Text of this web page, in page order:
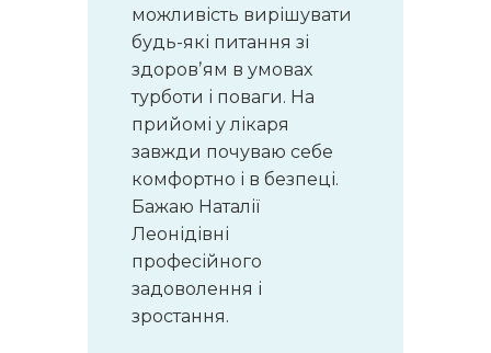
можливість вирішувати
будь-які питання зі
здоровʼям в умовах
турботи і поваги. На
прийомі у лікаря
завжди почуваю себе
комфортно і в безпеці.
Бажаю Наталії
Леонідівні
професійного
задоволення і
зростання.